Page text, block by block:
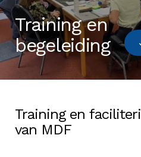
Training en
begeleiding
Training en
van MDF